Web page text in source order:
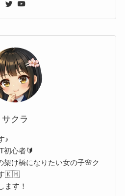
サクラ
♪
初心者🔰
架け橋になりたい女の子🌸ク
す🇰🇭
ます！